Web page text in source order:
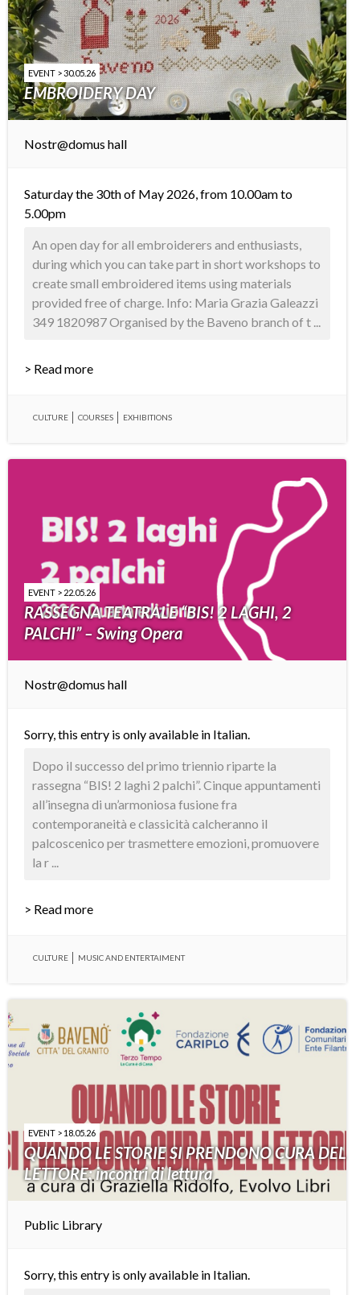
EVENT > 30.05.26
EMBROIDERY DAY
Nostr@domus hall
Saturday the 30th of May 2026, from 10.00am to
5.00pm
An open day for all embroiderers and enthusiasts,
during which you can take part in short workshops to
create small embroidered items using materials
provided free of charge. Info: Maria Grazia Galeazzi
349 1820987 Organised by the Baveno branch of t ...
> Read more
CULTURE COURSES EXHIBITIONS
EVENT > 22.05.26
RASSEGNA TEATRALE “BIS! 2 LAGHI, 2
PALCHI” – Swing Opera
Nostr@domus hall
Sorry, this entry is only available in Italian.
Dopo il successo del primo triennio riparte la
rassegna “BIS! 2 laghi 2 palchi”. Cinque appuntamenti
all’insegna di un’armoniosa fusione fra
contemporaneità e classicità calcheranno il
palcoscenico per trasmettere emozioni, promuovere
la r ...
> Read more
CULTURE MUSIC AND ENTERTAIMENT
EVENT > 18.05.26
QUANDO LE STORIE SI PRENDONO CURA DEL
LETTORE: incontri di lettura
Public Library
Sorry, this entry is only available in Italian.